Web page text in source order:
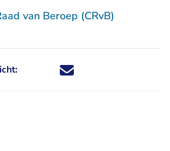
van Beroep (CRvB)
Deel dit nieuwsbericht via X -
Deel dit nieuwsbericht via
Deel dit nieuwsbericht
Deel dit